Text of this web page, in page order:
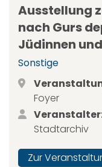
Ausstellung
nach Gurs
Jüdinnen
Sonstige
Foyer
Stadtarchiv
Zur